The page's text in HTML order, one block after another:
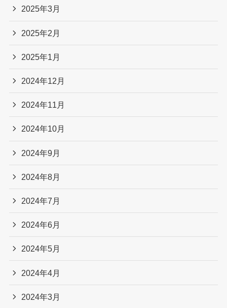
2025年3月
2025年2月
2025年1月
2024年12月
2024年11月
2024年10月
2024年9月
2024年8月
2024年7月
2024年6月
2024年5月
2024年4月
2024年3月